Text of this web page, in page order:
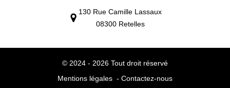
130 Rue Camille Lassaux
08300 Retelles
© 2024 - 2026 Tout droit réservé
Mentions légales - Contactez-nous